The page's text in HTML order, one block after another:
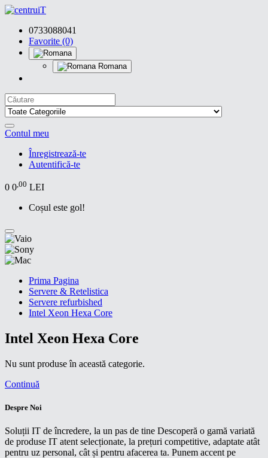
0733088041
Favorite (0)
Romana
Contul meu
Înregistrează-te
Autentifică-te
0 0,00 LEI
Coșul este gol!
Prima Pagina
Servere & Retelistica
Servere refurbished
Intel Xeon Hexa Core
Intel Xeon Hexa Core
Nu sunt produse în această categorie.
Continuă
Despre Noi
Soluții IT de încredere, la un pas de tine Descoperă o gamă variată
de produse IT atent selecționate, la prețuri competitive, adaptate atât
pentru uz personal, cât și pentru afacerea ta. Punem accent pe